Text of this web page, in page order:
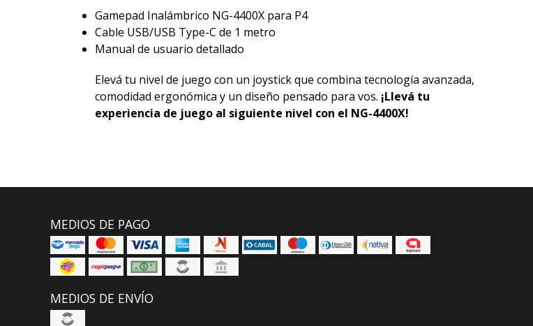
Gamepad Inalámbrico NG-4400X para P4
Cable USB/USB Type-C de 1 metro
Manual de usuario detallado
Elevá tu nivel de juego con un joystick que combina tecnología avanzada,
comodidad ergonómica y un diseño pensado para vos. ¡Llevá tu
experiencia de juego al siguiente nivel con el NG-4400X!
MEDIOS DE PAGO
MEDIOS DE ENVÍO